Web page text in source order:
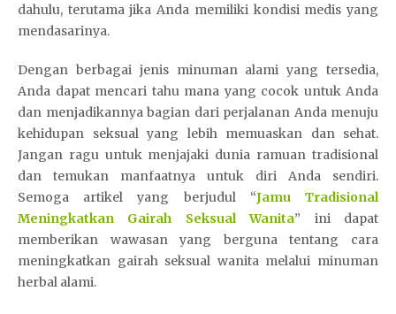
dahulu, terutama jika Anda memiliki kondisi medis yang
mendasarinya.
Dengan berbagai jenis minuman alami yang tersedia,
Anda dapat mencari tahu mana yang cocok untuk Anda
dan menjadikannya bagian dari perjalanan Anda menuju
kehidupan seksual yang lebih memuaskan dan sehat.
Jangan ragu untuk menjajaki dunia ramuan tradisional
dan temukan manfaatnya untuk diri Anda sendiri.
Semoga artikel yang berjudul “Jamu Tradisional
Meningkatkan Gairah Seksual Wanita” ini dapat
memberikan wawasan yang berguna tentang cara
meningkatkan gairah seksual wanita melalui minuman
herbal alami.